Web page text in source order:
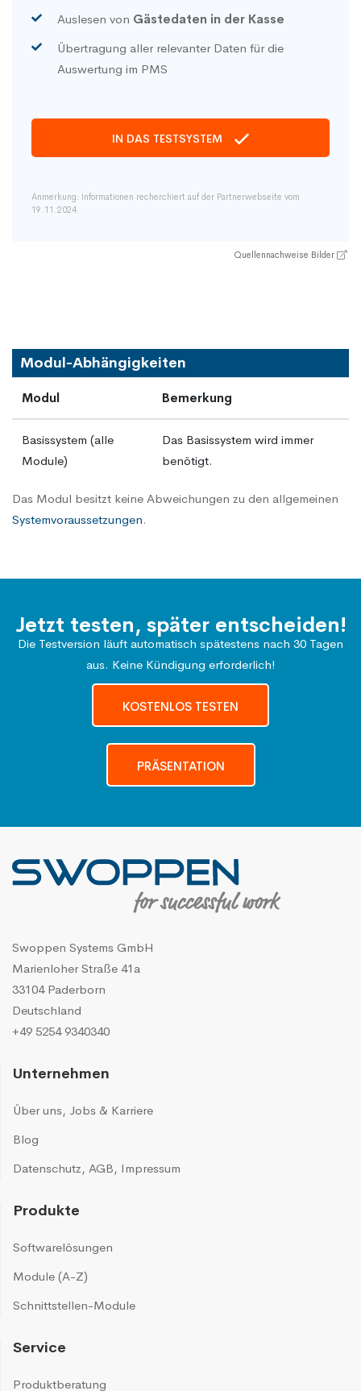
Auslesen von Gästedaten in der Kasse
Übertragung aller relevanter Daten für die
Auswertung im PMS
IN DAS TESTSYSTEM
Anmerkung: Informationen recherchiert auf der Partnerwebseite vom
19.11.2024.
Quellennachweise Bilder
Modul-Abhängigkeiten
Modul Bemerkung
Basissystem (alle
Module)
Das Basissystem wird immer
benötigt.
Das Modul besitzt keine Abweichungen zu den allgemeinen
Systemvoraussetzungen.
Jetzt testen, später entscheiden!
Die Testversion läuft automatisch spätestens nach 30 Tagen
aus. Keine Kündigung erforderlich!
KOSTENLOS TESTEN
PRÄSENTATION
Swoppen Systems GmbH
Marienloher Straße 41a
33104 Paderborn
Deutschland
+49 5254 9340340
Unternehmen
Über uns, Jobs & Karriere
Blog
Datenschutz, AGB, Impressum
Produkte
Softwarelösungen
Module (A-Z)
Schnittstellen-Module
Service
Produktberatung